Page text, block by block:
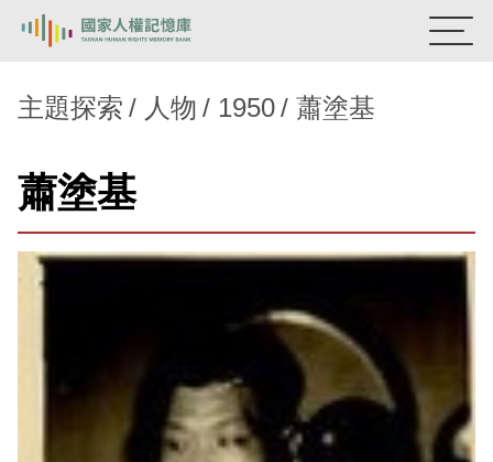
新生訓導處
主題探索
背景知識
主題探索 人物 1950 蕭塗基
蕭塗基